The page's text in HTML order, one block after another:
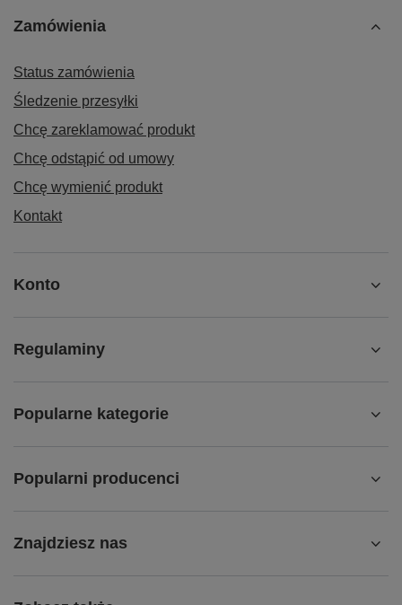
Zamówienia
Status zamówienia
Śledzenie przesyłki
Chcę zareklamować produkt
Chcę odstąpić od umowy
Chcę wymienić produkt
Kontakt
Konto
Regulaminy
Popularne kategorie
Popularni producenci
Znajdziesz nas